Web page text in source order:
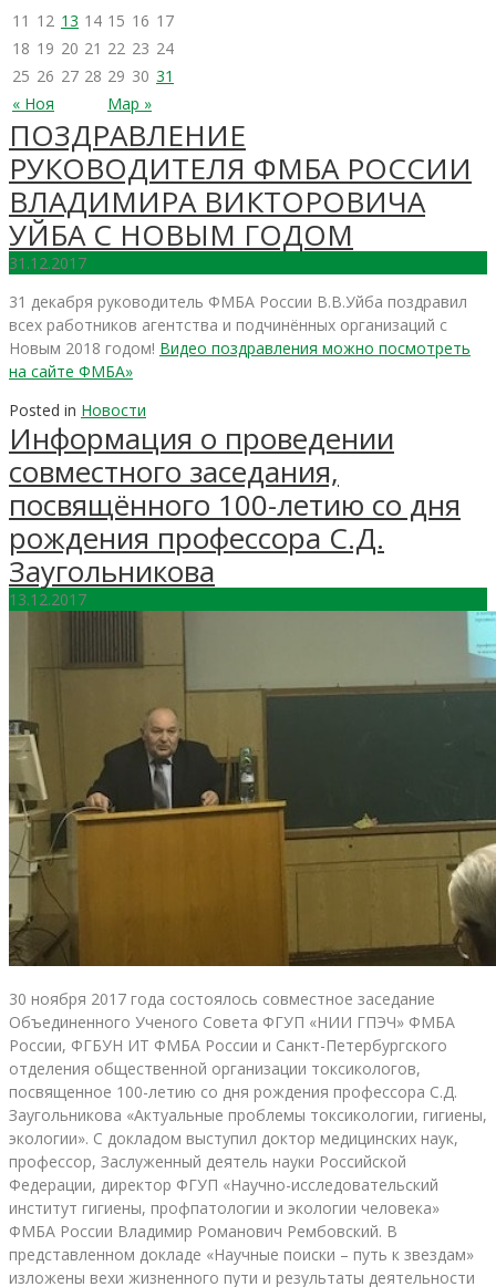
« Ноя Мар »
11 12 13 14 15 16 17
18 19 20 21 22 23 24
25 26 27 28 29 30 31
ПОЗДРАВЛЕНИЕ
РУКОВОДИТЕЛЯ ФМБА РОССИИ
ВЛАДИМИРА ВИКТОРОВИЧА
УЙБА С НОВЫМ ГОДОМ
31.12.2017
31 декабря руководитель ФМБА России В.В.Уйба поздравил
всех работников агентства и подчинённых организаций с
Новым 2018 годом! Видео поздравления можно посмотреть
на сайте ФМБА»
Posted in Новости
Информация о проведении
совместного заседания,
посвящённого 100-летию со дня
рождения профессора С.Д.
Заугольникова
13.12.2017
30 ноября 2017 года состоялось совместное заседание
Объединенного Ученого Совета ФГУП «НИИ ГПЭЧ» ФМБА
России, ФГБУН ИТ ФМБА России и Санкт-Петербургского
отделения общественной организации токсикологов,
посвященное 100-летию со дня рождения профессора С.Д.
Заугольникова «Актуальные проблемы токсикологии, гигиены,
экологии». С докладом выступил доктор медицинских наук,
профессор, Заслуженный деятель науки Российской
Федерации, директор ФГУП «Научно-исследовательский
институт гигиены, профпатологии и экологии человека»
ФМБА России Владимир Романович Рембовский. В
представленном докладе «Научные поиски – путь к звездам»
изложены вехи жизненного пути и результаты деятельности